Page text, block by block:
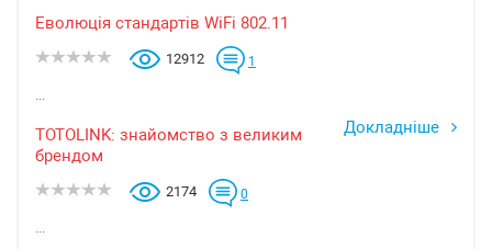
Еволюція стандартів WiFi 802.11
12912 1
...
Докладніше
TOTOLINK: знайомство з великим
брендом
2174 0
...